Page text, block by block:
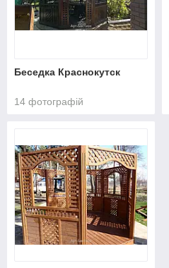
Беседка Краснокутск
14 фотографій